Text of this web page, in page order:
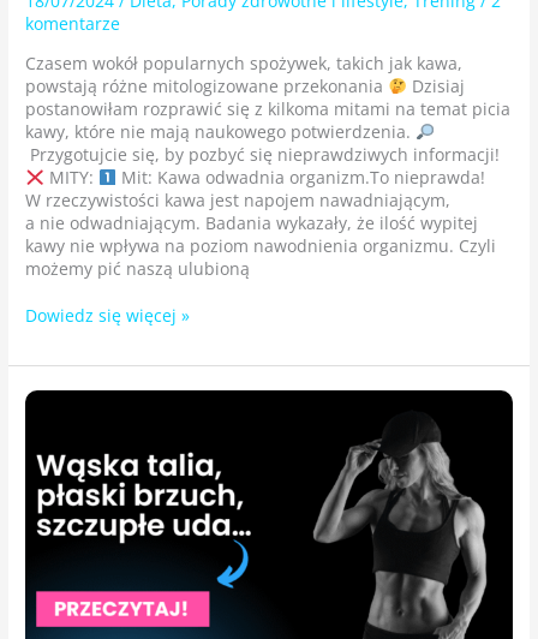
komentarze
Czasem wokół popularnych spożywek, takich jak kawa,
powstają różne mitologizowane przekonania
Dzisiaj
postanowiłam rozprawić się z kilkoma mitami na temat picia
kawy, które nie mają naukowego potwierdzenia.
Przygotujcie się, by pozbyć się nieprawdziwych informacji!
MITY:
Mit: Kawa odwadnia organizm.To nieprawda!
W rzeczywistości kawa jest napojem nawadniającym,
a nie odwadniającym. Badania wykazały, że ilość wypitej
kawy nie wpływa na poziom nawodnienia organizmu. Czyli
możemy pić naszą ulubioną
Dowiedz się więcej »
Wąska
brzuch,
szczupłe
uda…